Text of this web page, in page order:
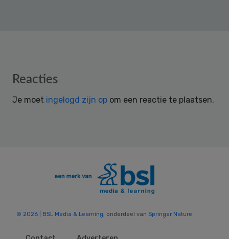
Reader
Reacties
Je moet ingelogd zijn op om een reactie te plaatsen.
© 2026 | BSL Media & Learning, onderdeel van Springer Nature